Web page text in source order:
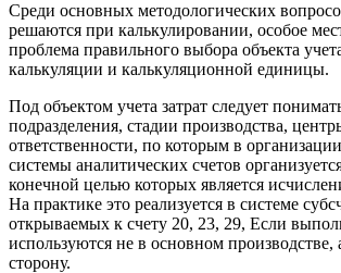
Среди основных методологических
решаются при калькулировании, особое
проблема правильного выбора объекта
калькуляции и калькуляционной единицы.
Под объектом учета затрат следует
подразделения, стадии производства,
ответственности, по которым в
системы аналитических счетов
конечной целью которых является
На практике это реализуется в системе
открываемых к счету 20, 23, 29, Если
используются не в основном производстве,
сторону.